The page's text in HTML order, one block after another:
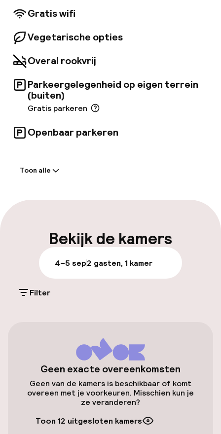
voorbehoud van kosten). Maak je thuis in een
van de 195 kamers met minibar en een eigen
Gratis wifi
Vegetarische opties
Overal rookvrij
Parkeergelegenheid op eigen terrein
(buiten)
Gratis parkeren
Openbaar parkeren
Meertalige medewerkers
Parkeren & mobiliteit
Parkeergelegenheid op eigen terrein
(buiten)
Fietsverhuur
Toegankelijkheid
Toon alle
Bekijk de kamers
4–5 sep2 gasten, 1 kamer
Filter
Geen exacte overeenkomsten
Geen van de kamers is beschikbaar of komt
overeen met je voorkeuren. Misschien kun je
ze veranderen?
Toon 12 uitgesloten kamers